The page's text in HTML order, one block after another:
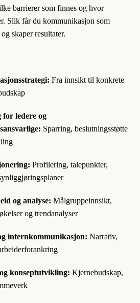
barrierer som finnes og hvor
Slik får du kommunikasjon som
skaper resultater.
Fra innsikt til konkrete
ledere og
Sparring, beslutningsstøtte
Profilering, talepunkter,
og analyse: Målgruppeinnsikt,
og trendanalyser
internkommunikasjon: Narrativ,
konseptutvikling: Kjernebudskap,